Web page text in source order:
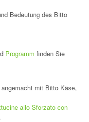
Bedeutung des Bitto
Programm finden Sie
mit Bitto Käse,
allo Sforzato con